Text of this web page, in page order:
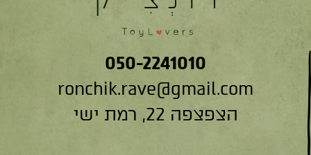
050-2241010
ronchik.rave@gmail.com
הצפצפה 22, רמת ישי